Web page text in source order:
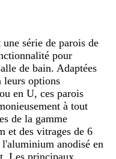
série de parois de
pour
de bain. Adaptées
leurs options
en U, ces parois
à tout
de la gamme
et des vitrages de 6
l'aluminium anodisé en
Les principaux